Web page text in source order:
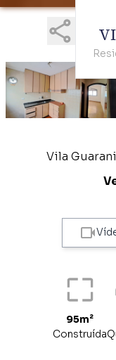
Vila
95m²
Construída